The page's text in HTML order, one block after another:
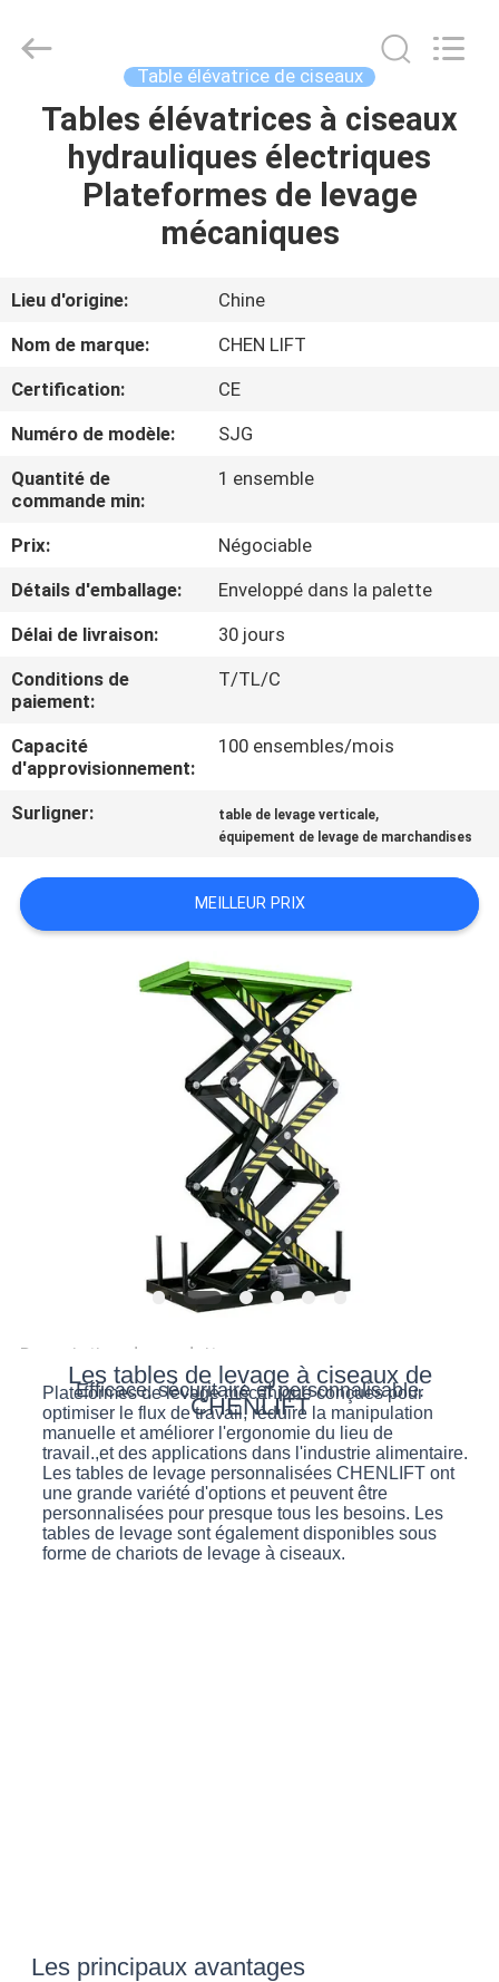
MAISON
À
PROPOS
NOUS
DE
L'USINE
CONTRÔLE
DE
LA
QUALITÉ
CONTACTER
NOUVELLES
POLITIQUE
CONFIDENTIALITÉ
MACHINERY
Table élévatrice de ciseaux
Tables élévatrices à ciseaux
hydrauliques électriques
Plateformes de levage
mécaniques
Lieu d'origine:
Chine
Nom de marque:
CHEN LIFT
Certification:
CE
Numéro de modèle:
SJG
Quantité de
commande min:
1 ensemble
Prix:
Négociable
Détails d'emballage:
Enveloppé dans la palette
Délai de livraison:
30 jours
Conditions de
paiement:
T/TL/C
Capacité
d'approvisionnement:
100 ensembles/mois
Surligner: table de levage verticale,
équipement de levage de marchandises
MEILLEUR PRIX
Description de produit
Les tables de levage à ciseaux de
CHENLIFT
Efficace, sécuritaire et personnalisable.
Plateformes de levage mécanique conçues pour
optimiser le flux de travail, réduire la manipulation
manuelle et améliorer l'ergonomie du lieu de
travail.,et des applications dans l'industrie alimentaire.
Les tables de levage personnalisées CHENLIFT ont
une grande variété d'options et peuvent être
personnalisées pour presque tous les besoins. Les
tables de levage sont également disponibles sous
forme de chariots de levage à ciseaux.
Les principaux avantages